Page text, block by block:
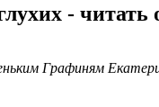
- читать
Графиням